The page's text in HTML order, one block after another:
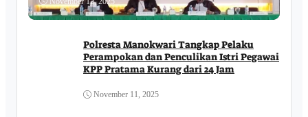
Polresta Manokwari Tangkap Pelaku
Perampokan dan Penculikan Istri Pegawai
KPP Pratama Kurang dari 24 Jam
November 11, 2025